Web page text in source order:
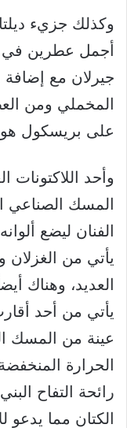
وكذلك جزيء
أجمل عطرين في
جيرلان مع
المخملي ومن
على بريسكول
وأحد اللاكتونات
المسك الصناعي
الفنان ليضع
يأتي من الغزلان
العديد، وهناك
يأتي من أحد
عينة من المسك
الحرارة
رائحة التفاح
الكتان مما يدعو